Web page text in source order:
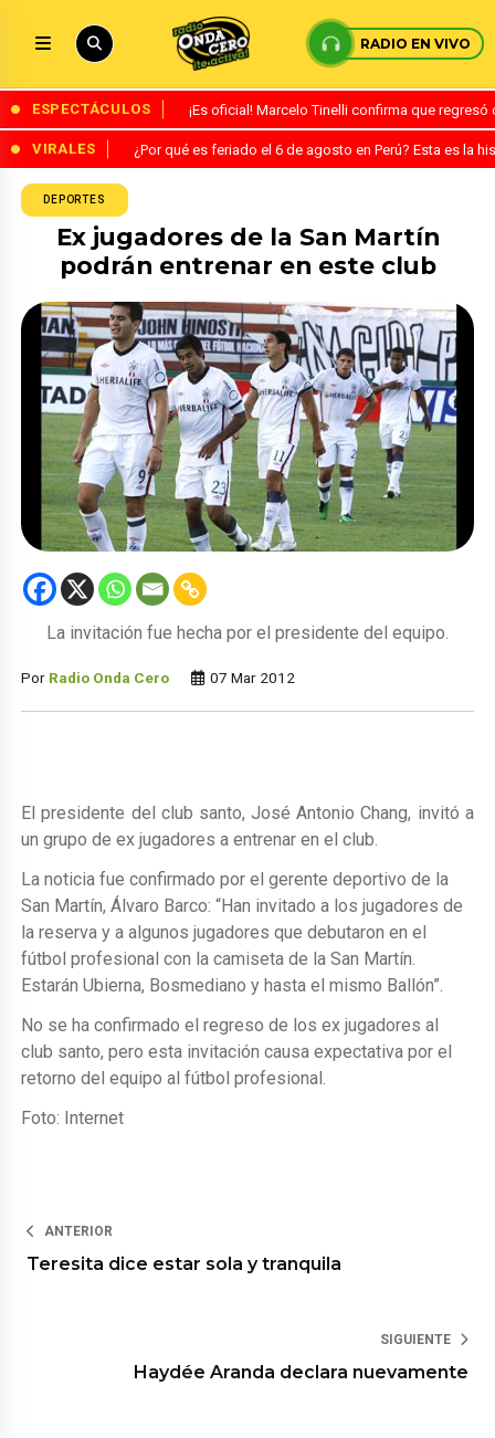
RADIO EN VIVO
ESPECTÁCULOS ¡Es oficial! Marcelo Tinelli confirma que
VIRALES ¿Por qué es feriado el 6 de agosto en Perú? Esta es la
DEPORTES
Ex jugadores de la San Martín
podrán entrenar en este club
La invitación fue hecha por el presidente del equipo.
Por Radio Onda Cero 07 Mar 2012
El presidente del club santo, José Antonio Chang, invitó a
un grupo de ex jugadores a entrenar en el club.
La noticia fue confirmado por el gerente deportivo de la
San Martín, Álvaro Barco: “Han invitado a los jugadores de
la reserva y a algunos jugadores que debutaron en el
fútbol profesional con la camiseta de la San Martín.
Estarán Ubierna, Bosmediano y hasta el mismo Ballón”.
No se ha confirmado el regreso de los ex jugadores al
club santo, pero esta invitación causa expectativa por el
retorno del equipo al fútbol profesional.
Foto: Internet
ANTERIOR
Teresita dice estar sola y tranquila
SIGUIENTE
Haydée Aranda declara nuevamente